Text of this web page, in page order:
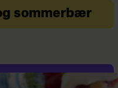
sommerbær